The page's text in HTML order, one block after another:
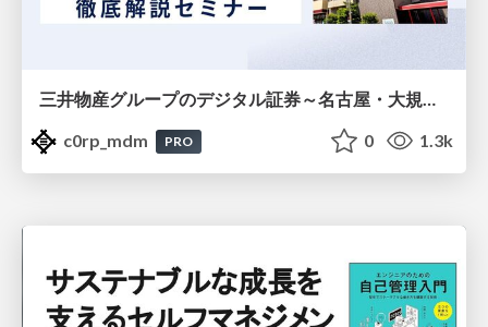
c0rp_mdm
PRO 0 1.3k